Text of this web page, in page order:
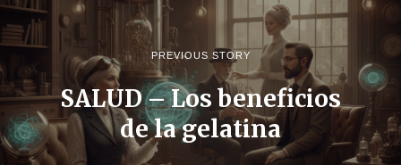
PREVIOUS STORY
SALUD – Los beneficios
de la gelatina